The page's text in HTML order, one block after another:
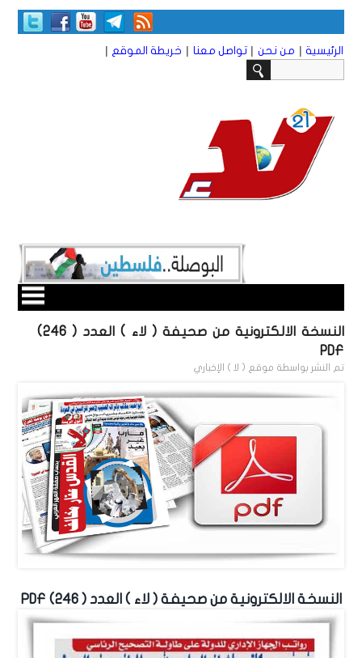
الرئيسية | من نحن | تواصل معنا | خريطة الموقع |
النسخة الالكترونية من صحيفة ( لاء ) العدد ( 246)
PDF
تم النشر بواسطة موقع ( لا ) الإخباري
النسخة الالكترونية من صحيفة ( لاء ) العدد ( 246) PDF